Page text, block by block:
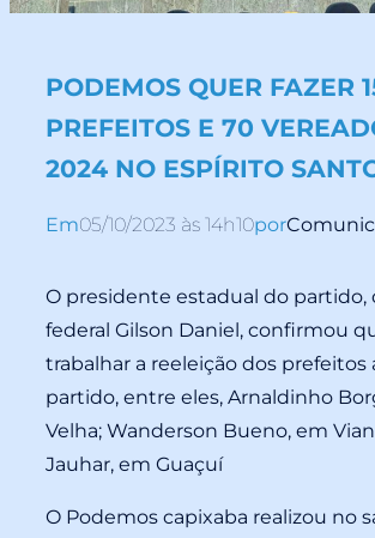
PODEMOS QUER FAZER
PREFEITOS E 70
2024 NO ESPÍRITO
Em05/10/2023 às 14h10por
O presidente estadual do
federal Gilson Daniel, confirmou
trabalhar a reeleição dos prefeitos
partido, entre eles, Arnaldinho
Velha; Wanderson Bueno, em
Jauhar, em Guaçuí
O Podemos capixaba realizou no